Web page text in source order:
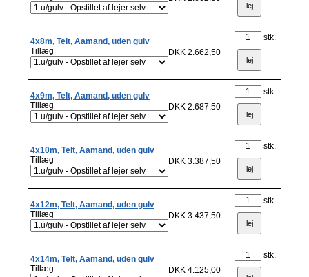
4x8m, Telt, Aamand, uden gulv
Tillæg
DKK 2.662,50
stk.
4x9m, Telt, Aamand, uden gulv
Tillæg
DKK 2.687,50
stk.
4x10m, Telt, Aamand, uden gulv
Tillæg
DKK 3.387,50
stk.
4x12m, Telt, Aamand, uden gulv
Tillæg
DKK 3.437,50
stk.
4x14m, Telt, Aamand, uden gulv
Tillæg
DKK 4.125,00
stk.